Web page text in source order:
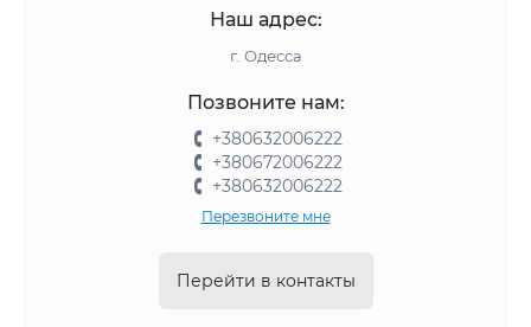
Наш адрес:
г. Одесса
Позвоните нам:
+380632006222
+380672006222
+380632006222
Перезвоните мне
Перейти в контакты